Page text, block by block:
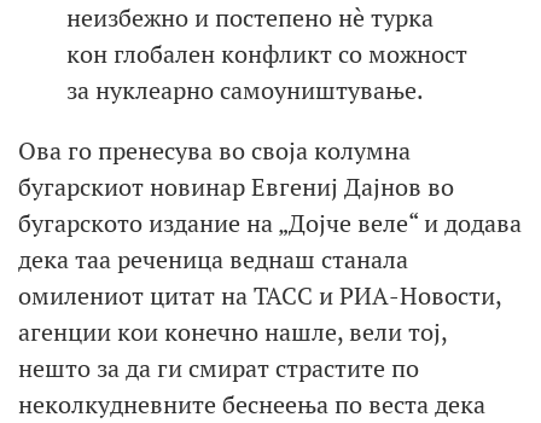
неизбежно и постепено нè турка
кон глобален конфликт со можност
за нуклеарно самоуништување.
Ова го пренесува во своја колумна
бугарскиот новинар Евгениј Дајнов во
бугарското издание на „Дојче веле“ и додава
дека таа реченица веднаш станала
омилениот цитат на ТАСС и РИА-Новости,
агенции кои конечно нашле, вели тој,
нешто за да ги смират страстите по
неколкудневните беснеења по веста дека